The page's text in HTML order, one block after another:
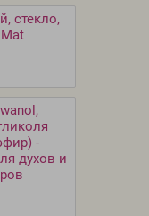
стекло,
-
духов и